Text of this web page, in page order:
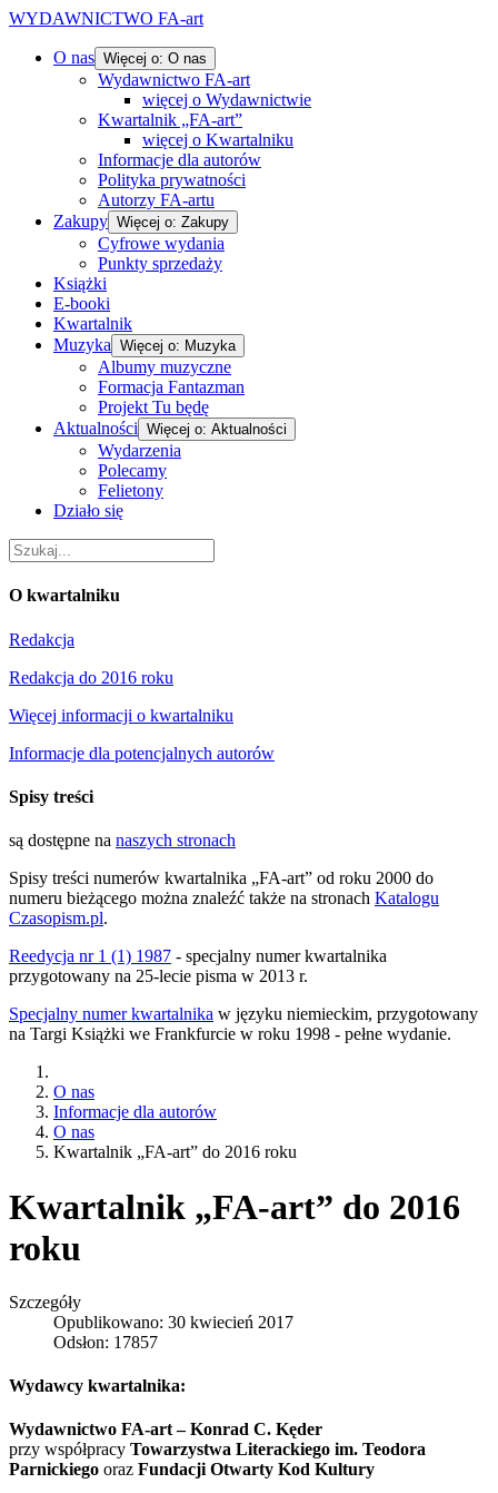
WYDAWNICTWO FA-art
O nas Więcej o: O nas
Wydawnictwo FA-art
więcej o Wydawnictwie
Kwartalnik „FA-art”
więcej o Kwartalniku
Informacje dla autorów
Polityka prywatności
Autorzy FA-artu
Zakupy Więcej o: Zakupy
Cyfrowe wydania
Punkty sprzedaży
Książki
E-booki
Kwartalnik
Muzyka Więcej o: Muzyka
Albumy muzyczne
Formacja Fantazman
Projekt Tu będę
Aktualności Więcej o: Aktualności
Wydarzenia
Polecamy
Felietony
Działo się
O kwartalniku
Redakcja
Redakcja do 2016 roku
Więcej informacji o kwartalniku
Informacje dla potencjalnych autorów
Spisy treści
są dostępne na naszych stronach
Spisy treści numerów kwartalnika „FA-art” od roku 2000 do
numeru bieżącego można znaleźć także na stronach Katalogu
Czasopism.pl.
Reedycja nr 1 (1) 1987 - specjalny numer kwartalnika
przygotowany na 25-lecie pisma w 2013 r.
Specjalny numer kwartalnika w języku niemieckim, przygotowany
na Targi Książki we Frankfurcie w roku 1998 - pełne wydanie.
O nas
Informacje dla autorów
O nas
Kwartalnik „FA-art” do 2016 roku
Kwartalnik „FA-art” do 2016
roku
Szczegóły
Opublikowano: 30 kwiecień 2017
Odsłon: 17857
Wydawcy kwartalnika:
Wydawnictwo FA-art – Konrad C. Kęder
przy współpracy Towarzystwa Literackiego im. Teodora
Parnickiego oraz Fundacji Otwarty Kod Kultury